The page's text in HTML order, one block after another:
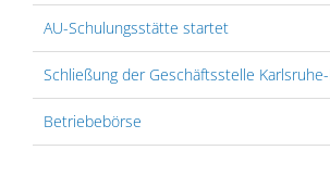
AU-Schulungsstätte startet
Schließung der Geschäftsstelle
Betriebebörse